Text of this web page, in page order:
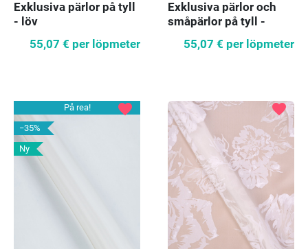
Exklusiva pärlor på tyll
- löv
55,07 € per löpmeter
Exklusiva pärlor och
småpärlor på tyll -
55,07 € per löpmeter
På rea!
−35%
Ny
favorite favorite